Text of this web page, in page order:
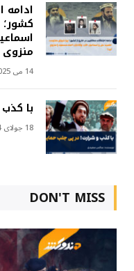
ادامه
منزوی
14 می 2025
با
18 جولای 2024
DON'T MISS